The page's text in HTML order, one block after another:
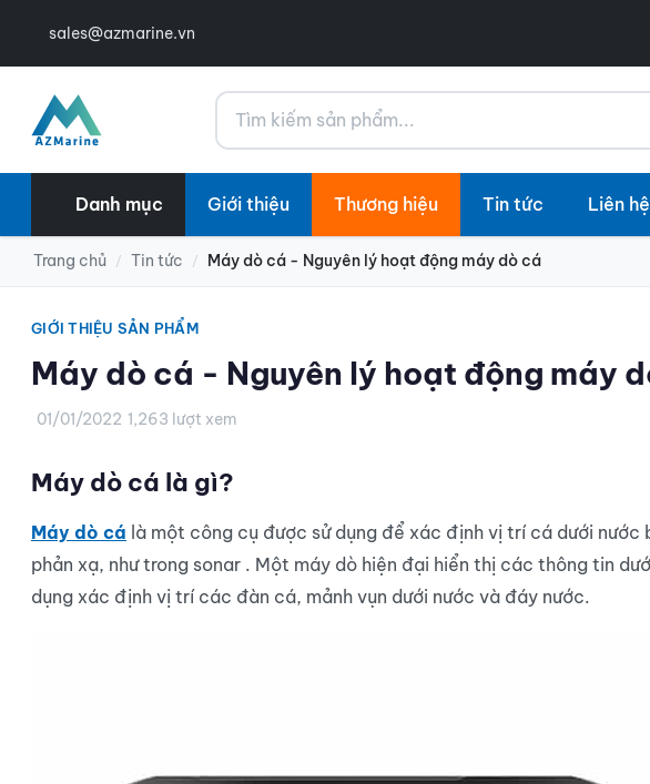
sales@azmarine.vn
Tìm kiếm
Danh mục Giới thiệu Thương hiệu Tin tức Liên hệ
Trang chủ / Tin tức / Máy dò cá - Nguyên lý hoạt động máy dò cá
GIỚI THIỆU SẢN PHẨM
Máy dò cá - Nguyên lý hoạt động máy
01/01/2022 1,263 lượt xem
Máy dò cá là gì?
Máy dò cá là một công cụ được sử dụng để xác định vị trí cá dưới
phản xạ, như trong sonar . Một máy dò hiện đại hiển thị các thông tin
dụng xác định vị trí các đàn cá, mảnh vụn dưới nước và đáy nước.